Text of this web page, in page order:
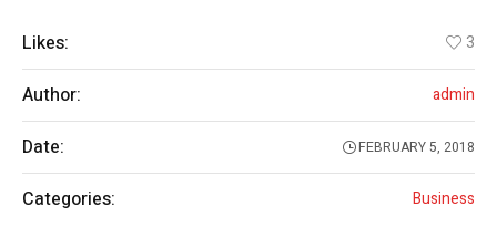
Likes: 3
Author: admin
Date: FEBRUARY 5, 2018
Categories: Business